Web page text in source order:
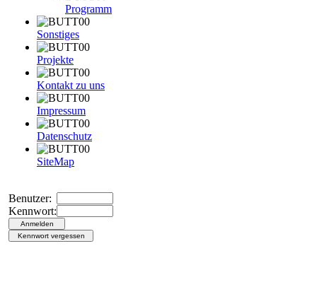
Programm
Sonstiges
Projekte
Kontakt zu uns
Impressum
Datenschutz
SiteMap
Benutzer:
Kennwort: